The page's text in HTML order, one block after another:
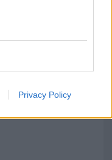
Privacy Policy